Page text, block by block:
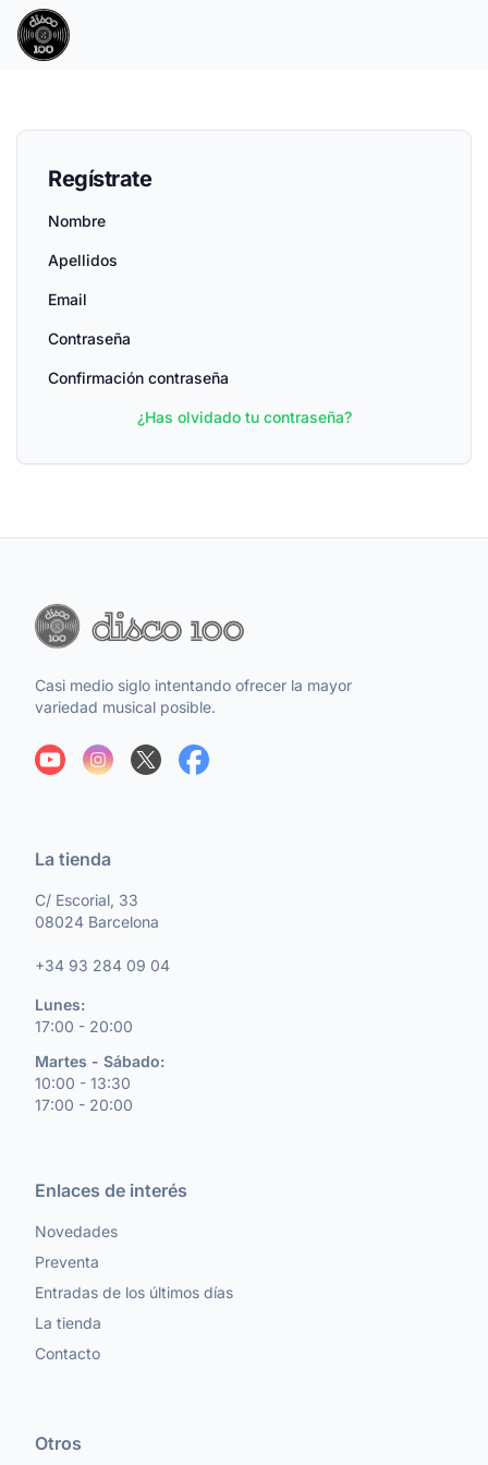
Regístrate
Nombre
Apellidos
Email
Contraseña
Confirmación contraseña
¿Has olvidado tu contraseña?
Casi medio siglo intentando ofrecer la mayor
variedad musical posible.
La tienda
C/ Escorial, 33
08024 Barcelona
+34 93 284 09 04
Lunes:
17:00 - 20:00
Martes - Sábado:
10:00 - 13:30
17:00 - 20:00
Enlaces de interés
Novedades
Preventa
Entradas de los últimos días
La tienda
Contacto
Otros